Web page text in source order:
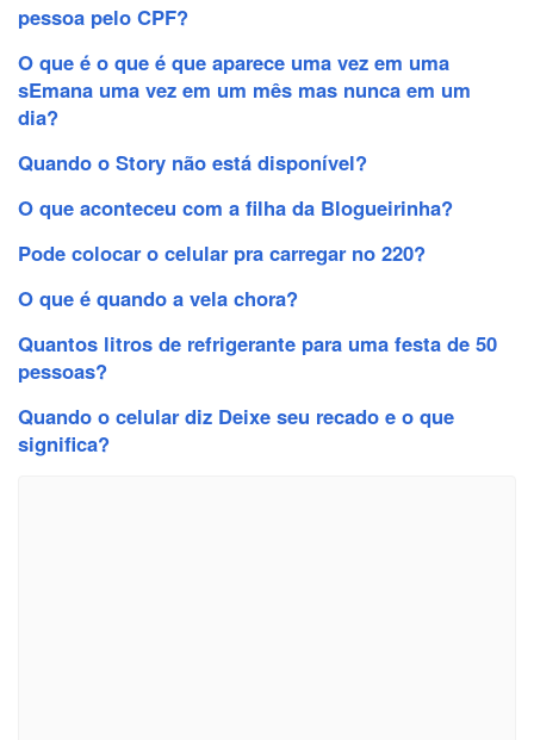
pessoa pelo CPF?
O que é o que é que aparece uma vez em uma
sEmana uma vez em um mês mas nunca em um
dia?
Quando o Story não está disponível?
O que aconteceu com a filha da Blogueirinha?
Pode colocar o celular pra carregar no 220?
O que é quando a vela chora?
Quantos litros de refrigerante para uma festa de 50
pessoas?
Quando o celular diz Deixe seu recado e o que
significa?